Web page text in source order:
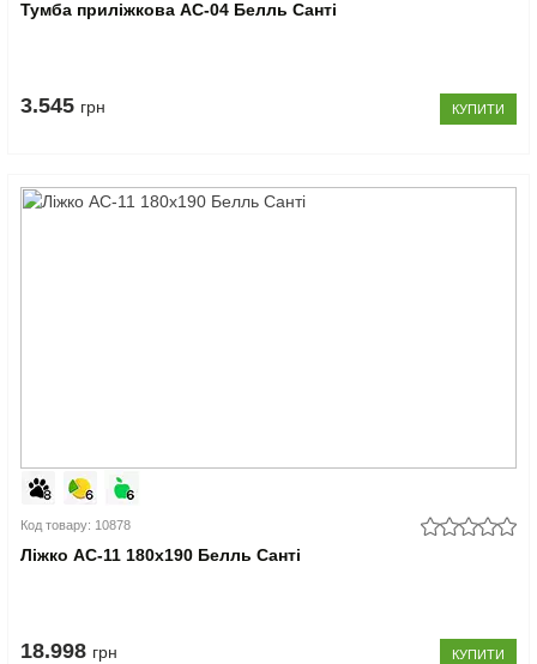
Тумба приліжкова АС-04 Белль Санті
3.545 грн КУПИТИ
Код товару: 10878
Ліжко АС-11 180x190 Белль Санті
18.998 грн КУПИТИ